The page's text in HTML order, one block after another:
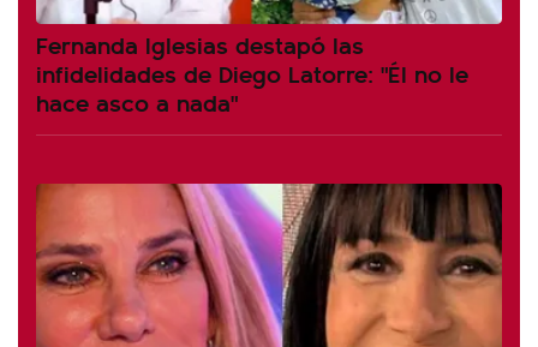
Fernanda Iglesias destapó las
infidelidades de Diego Latorre: "Él no le
hace asco a nada"